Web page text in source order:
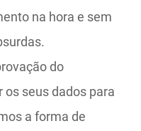
na hora e sem
do
seus dados para
a forma de